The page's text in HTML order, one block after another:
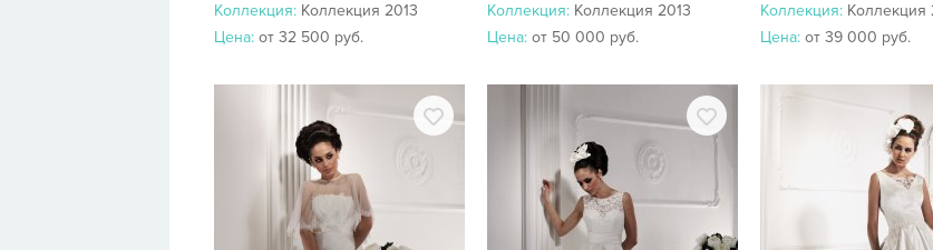
Коллекция: Коллекция 2013
Цена: от 32 500 руб.
Коллекция: Коллекция 2013
Цена: от 50 000 руб.
Коллекция: Коллекция
Цена: от 39 000 руб.